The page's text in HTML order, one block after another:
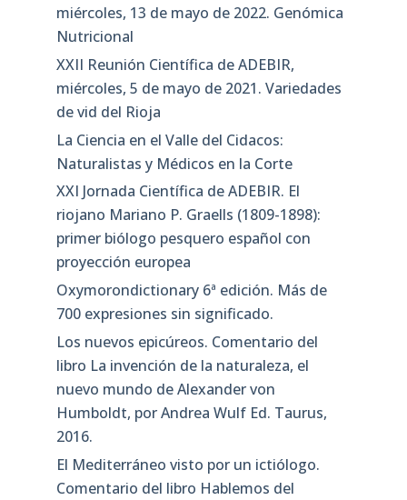
miércoles, 13 de mayo de 2022. Genómica
Nutricional
XXII Reunión Científica de ADEBIR,
miércoles, 5 de mayo de 2021. Variedades
de vid del Rioja
La Ciencia en el Valle del Cidacos:
Naturalistas y Médicos en la Corte
XXI Jornada Científica de ADEBIR. El
riojano Mariano P. Graells (1809-1898):
primer biólogo pesquero español con
proyección europea
Oxymorondictionary 6ª edición. Más de
700 expresiones sin significado.
Los nuevos epicúreos. Comentario del
libro La invención de la naturaleza, el
nuevo mundo de Alexander von
Humboldt, por Andrea Wulf Ed. Taurus,
2016.
El Mediterráneo visto por un ictiólogo.
Comentario del libro Hablemos del